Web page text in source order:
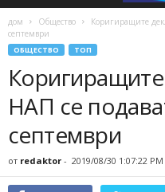
дом Общество
Коригиращите
септември
ОБЩЕСТВО ТОП
НАП се
септември
от redaktor - 2019/08/30 1:07:22 PM